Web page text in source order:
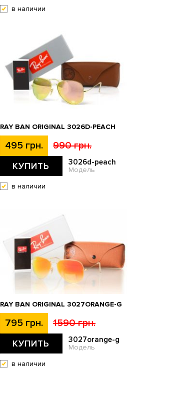
в наличии
RAY BAN ORIGINAL 3026D-PEACH
495 грн. 990 грн.
КУПИТЬ 3026d-peach
Модель
в наличии
RAY BAN ORIGINAL 3027ORANGE-G
795 грн. 1590 грн.
КУПИТЬ 3027orange-g
Модель
в наличии